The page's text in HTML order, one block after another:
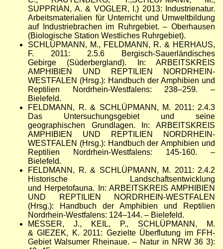
SUPPRIAN, A. & VOGLER, I.) 2013: Industrienatur.
Arbeitsmaterialien für Unterricht und Umweltbildung
auf Industriebrachen im Ruhrgebiet. – Oberhausen
(Biologische Station Westliches Ruhrgebiet).
SCHLÜPMANN, M., FELDMANN, R. & HERHAUS,
F. 2011: 2.5.6 Bergisch-Sauerländisches
Gebirge (Süderbergland). In: ARBEITSKREIS
AMPHIBIEN UND REPTILIEN NORDRHEIN-
WESTFALEN (Hrsg.): Handbuch der Amphibien und
Reptilien Nordrhein-Westfalens: 238–259. –
Bielefeld.
FELDMANN, R. & SCHLÜPMANN, M. 2011: 2.4.3
Das Untersuchungsgebiet und seine
geographischen Grundlagen. In: ARBEITSKREIS
AMPHIBIEN UND REPTILIEN NORDRHEIN-
WESTFALEN (Hrsg.): Handbuch der Amphibien und
Reptilien Nordrhein-Westfalens: 145-160. –
Bielefeld.
FELDMANN, R. & SCHLÜPMANN, M. 2011: 2.4.2
Historische Landschaftsentwicklung
und Herpetofauna. In: ARBEITSKREIS AMPHIBIEN
UND REPTILIEN NORDRHEIN-WESTFALEN
(Hrsg.): Handbuch der Amphibien und Reptilien
Nordrhein-Westfalens: 124–144. – Bielefeld.
MESSER, J., KEIL, P., SCHLÜPMANN, M.
& GIEZEK, K. 2011: Gezielte Überflutung im FFH-
Gebiet Walsumer Rheinaue. – Natur in NRW 36 3):